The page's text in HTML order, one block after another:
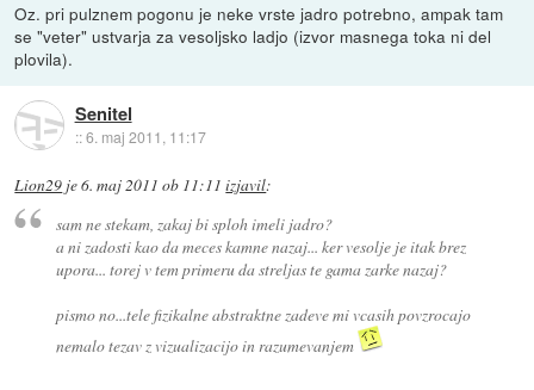
Oz. pri pulznem pogonu je neke vrste jadro potrebno, ampak tam
se "veter" ustvarja za vesoljsko ladjo (izvor masnega toka ni del
plovila).
Senitel
::6. maj 2011, 11:17
Lion29 je6. maj 2011 ob 11:11 izjavil:
sam ne stekam, zakaj bi sploh imeli jadro?
a ni zadosti kao da meces kamne nazaj... ker vesolje je itak brez
upora... torej v tem primeru da streljas te gama zarke nazaj?
pismo no...tele fizikalne abstraktne zadeve mi vcasih povzrocajo
nemalo tezav z vizualizacijo in razumevanjem